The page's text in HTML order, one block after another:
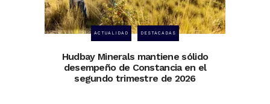
ACTUALIDAD DESTACADAS
Hudbay Minerals mantiene sólido
desempeño de Constancia en el
segundo trimestre de 2026